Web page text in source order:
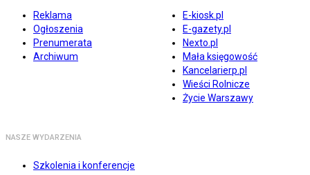
Reklama
Ogłoszenia
Prenumerata
Archiwum
E-kiosk.pl
E-gazety.pl
Nexto.pl
Mała księgowość
Kancelarierp.pl
Wieści Rolnicze
Życie Warszawy
NASZE WYDARZENIA
Szkolenia i konferencje